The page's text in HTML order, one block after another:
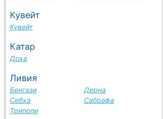
Кувейт
Кувейт
Катар
Доха
Ливия
Бенгази
Дерна
Себха
Сабрафа
Триполи